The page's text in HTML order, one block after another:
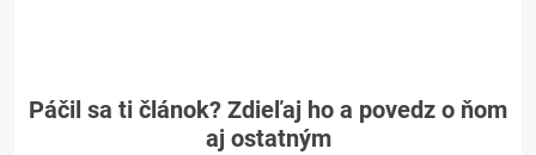
Páčil sa ti článok? Zdieľaj ho a povedz o ňom
aj ostatným